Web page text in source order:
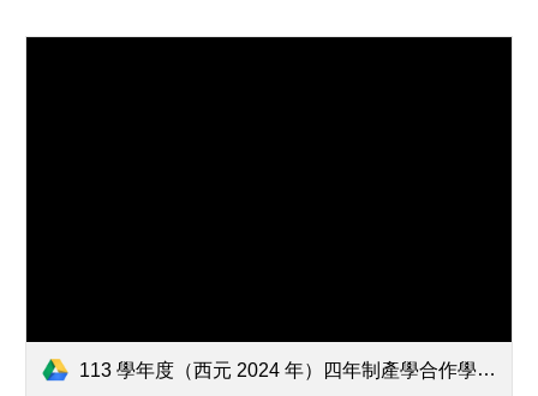
113 學年度（西元 2024 年）四年制產學合作學士海外青年技術訓練班招生簡章 （僑務委員會 113 年 2 月 22 日僑生研字第 1130500391 號函修）.pdf